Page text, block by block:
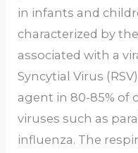
in infants and
characterized by
associated with a
Syncytial Virus
agent in 80-85% of
viruses such as
influenza. The